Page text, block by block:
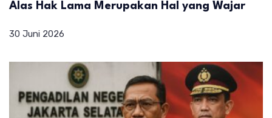
Alas Hak Lama Merupakan Hal yang Wajar
30 Juni 2026